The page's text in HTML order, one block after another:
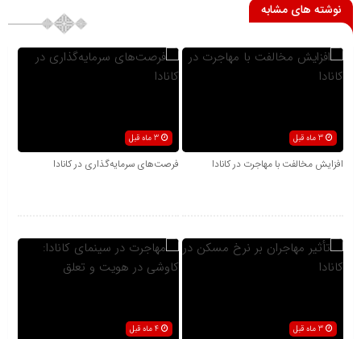
نوشته های مشابه
3 ماه قبل
افزایش مخالفت با مهاجرت در کانادا فرصت‌های سرمایه‌گذاری در کانادا
3 ماه قبل